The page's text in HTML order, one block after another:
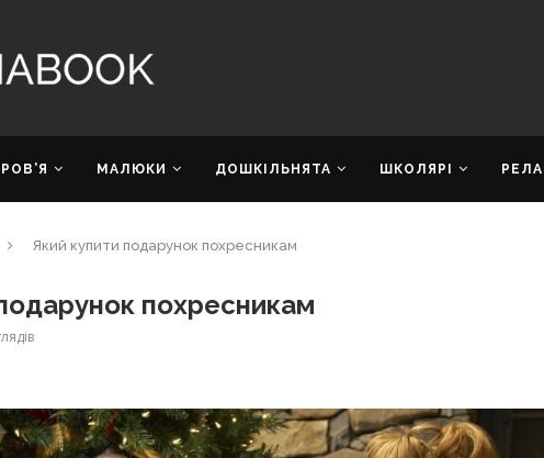
МАЛЮКИ ДОШКІЛЬНЯТА ШКОЛЯРІ
Який купити подарунок похресникам
похресникам